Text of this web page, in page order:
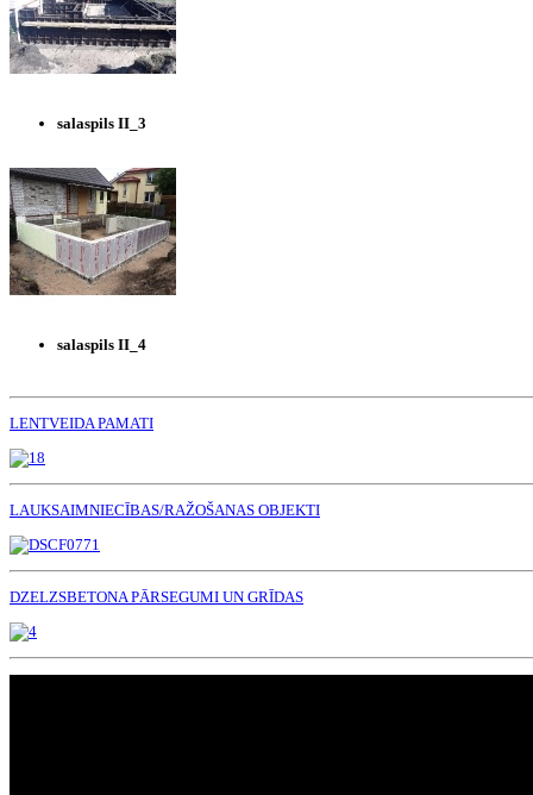
salaspils II_3
salaspils II_4
LENTVEIDA PAMATI
LAUKSAIMNIECĪBAS/RAŽOŠANAS OBJEKTI
DZELZSBETONA PĀRSEGUMI UN GRĪDAS